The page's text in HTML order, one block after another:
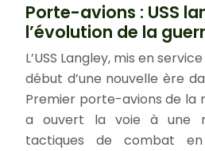
Porte-avions : USS
l’évolution de la
L’USS Langley, mis en
début d’une nouvelle ère
Premier porte-avions de la
a ouvert la voie à une
tactiques de combat